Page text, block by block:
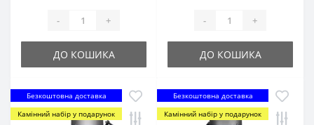
- +
ДО КОШИКА
- +
ДО КОШИКА
Безкоштовна доставка
Камінний набір у подарунок
Безкоштовна доставка
Камінний набір у подарунок